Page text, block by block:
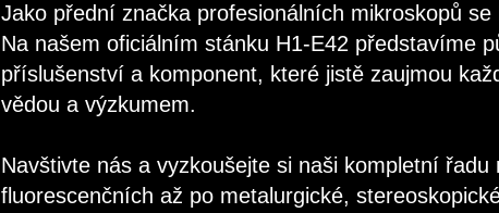
Jako přední značka profesionálních mikroskopů
Na našem oficiálním stánku H1-E42 představíme
příslušenství a komponent, které jistě zaujmou
vědou a výzkumem.
Navštivte nás a vyzkoušejte si naši kompletní
fluorescenčních až po metalurgické,